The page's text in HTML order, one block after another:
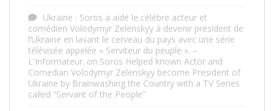
Ukraine : Soros a aidé le célèbre acteur et
comédien Volodymyr Zelenskyy à devenir président de
l’Ukraine en lavant le cerveau du pays avec une série
télévisée appelée « Serviteur du peuple ». –
L'Informateur. on Soros Helped known Actor and
Comedian Volodymyr Zelenskyy become President of
Ukraine by Brainwashing the Country with a TV Series
called “Servant of the People”